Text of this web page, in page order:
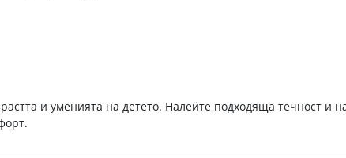
и уменията на детето. Налейте подходяща течност